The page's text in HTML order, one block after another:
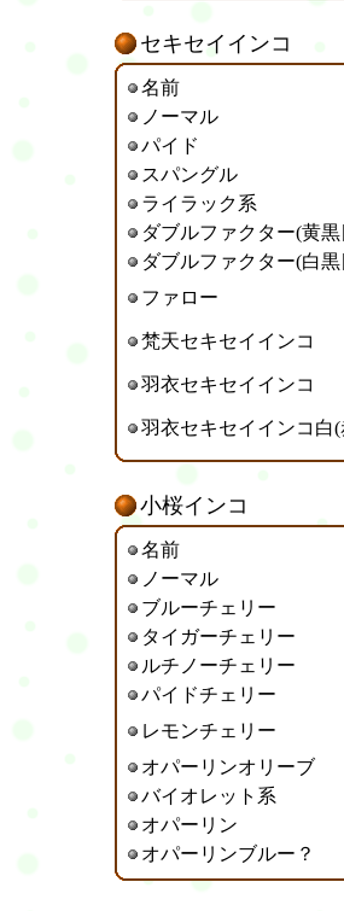
セキセイインコ
名前
ノーマル
パイド
スパングル
ライラック系
ダブルファクター(黄黒
ダブルファクター(白黒
ファロー
梵天セキセイインコ
羽衣セキセイインコ
羽衣セキセイインコ白
小桜インコ
名前
ノーマル
ブルーチェリー
タイガーチェリー
ルチノーチェリー
パイドチェリー
レモンチェリー
オパーリンオリーブ
バイオレット系
オパーリン
オパーリンブルー？